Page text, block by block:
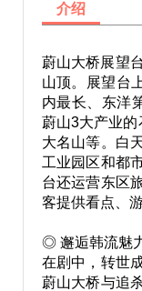
介绍
蔚山大桥展望
山顶。展望台
内最长、东洋
蔚山3大产业
大名山等。白
工业园区和都
台还运营东区
客提供看点、
◎ 邂逅韩流魅
在剧中，转世
蔚山大桥与追